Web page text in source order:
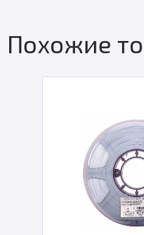
Похожие